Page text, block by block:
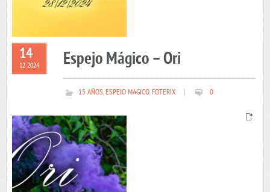
14
12 2024 Espejo Mágico – Ori
15 AÑOS,ESPEJO MAGICO,FOTERIX 0